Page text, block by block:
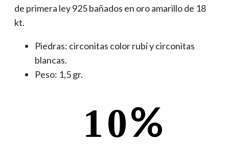
de primera ley 925 bañados en oro amarillo de 18
kt.
Piedras: circonitas color rubí y circonitas
blancas.
Peso: 1,5 gr.
10%